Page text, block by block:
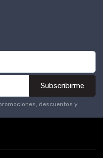
Subscribirme
descuentos y